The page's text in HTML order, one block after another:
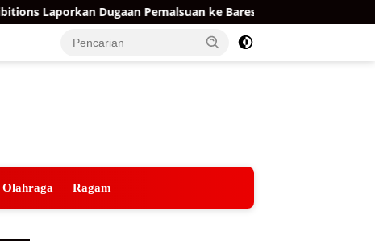
Dugaan Pemalsuan ke Bareskrim
Olahraga Ragam